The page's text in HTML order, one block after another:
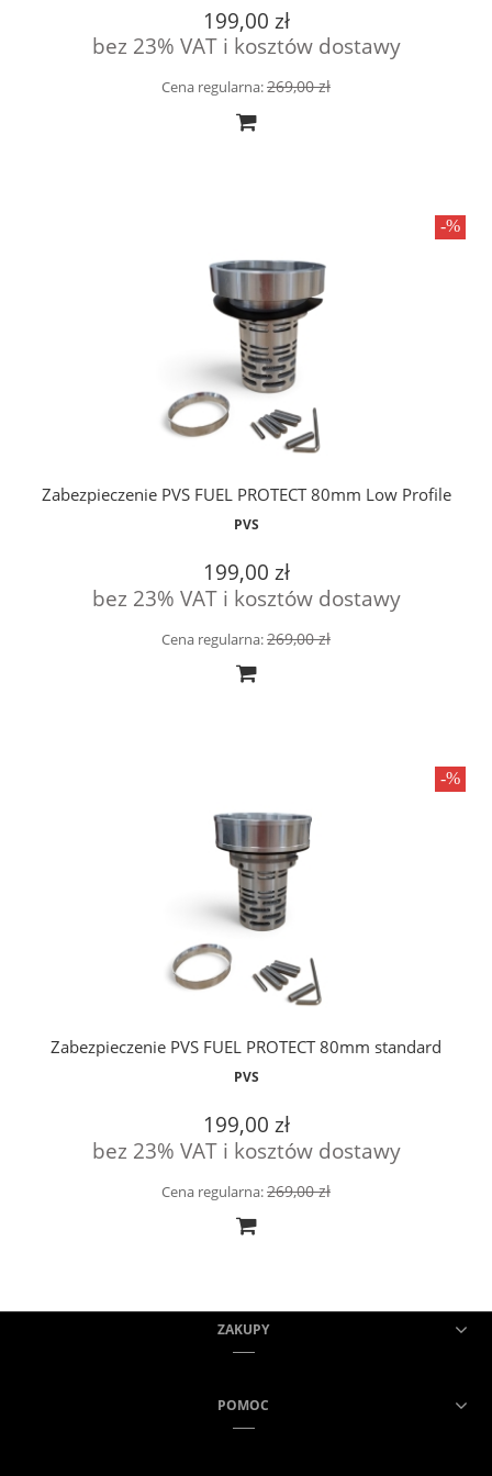
199,00 zł
bez 23% VAT i kosztów dostawy
Cena regularna:269,00 zł
Zabezpieczenie PVS FUEL PROTECT 80mm Low Profile
PVS
199,00 zł
bez 23% VAT i kosztów dostawy
Cena regularna:269,00 zł
Zabezpieczenie PVS FUEL PROTECT 80mm standard
PVS
199,00 zł
bez 23% VAT i kosztów dostawy
Cena regularna:269,00 zł
ZAKUPY
POMOC